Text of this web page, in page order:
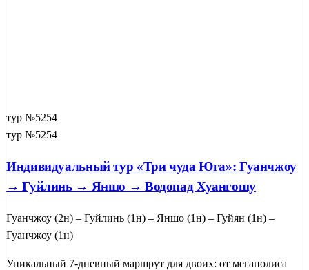
тур №5254
тур №5254
Индивидуальный тур «Три чуда Юга»: Гуанчжоу
→ Гуйлинь → Яншо → Водопад Хуангошу
Гуанчжоу (2н) – Гуйлинь (1н) – Яншо (1н) – Гуйян (1н) –
Гуанчжоу (1н)
Уникальный 7-дневный маршрут для двоих: от мегаполиса